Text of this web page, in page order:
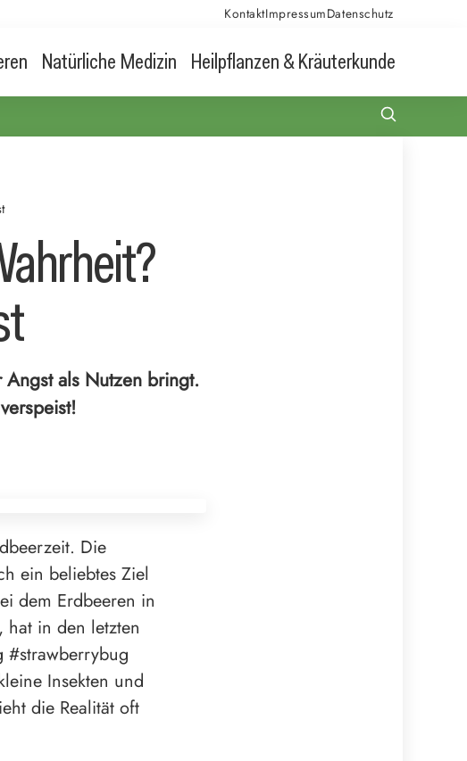
KontaktImpressumDatenschutz
Natürliche Medizin Heilpflanzen & Kräuterkunde
Angst als Nutzen bringt.
Die
ein beliebtes Ziel
dem Erdbeeren in
hat in den letzten
#strawberrybug
Insekten und
die Realität oft